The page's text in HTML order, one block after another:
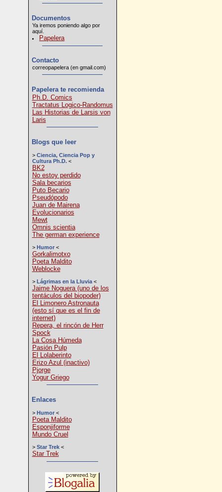
Documentos
Ya iremos poniendo algo por
aquí.
Papelera
Contacto
correopapelera (en gmail.com)
Papelera te recomienda
Ph.D. Comics
Tractatus Logico-Randomus
Las Historias de Larsis von
Laris
Blogs que leer
> Ciencia, Ciencia Pop y
Cultura Ph.D.<
BK2
No estoy perdido
Sala becarios
Puto Becario
Pseudópodo
Juan de Mairena
Evolucionarios
Mewt
Omnis scientia
The german experience
> Humor<
Gorkalimotxo
Poeta Maldito
Weblocke
> Lágrimas en la Lluvia<
Jaime Noguera (uno de los
tentáculos del biopoder)
El Limonero Astronauta
(esto sí que es el fin de
internet)
Repera, el rincón de Herr
Spock
La Cosa Húmeda
Pasión Pulp
El Lolaberinto
Erizo Azul (inactivo)
Pjorge
Yogur Griego
Enlaces
> Humor<
Poeta Maldito
Esponjiforme
Mundo Cruel
> Star Trek<
Star Trek